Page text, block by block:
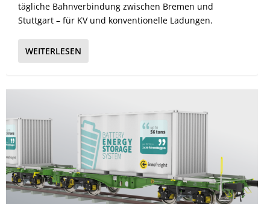
tägliche Bahnverbindung zwischen Bremen und
Stuttgart – für KV und konventionelle Ladungen.
WEITERLESEN